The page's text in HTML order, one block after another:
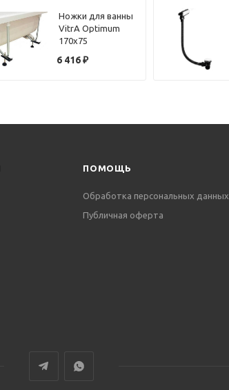
Ножки для ванны
VitrA Optimum
170х75
6 416₽
ПОМОЩЬ
Обработка персональных данных
Публичная оферта